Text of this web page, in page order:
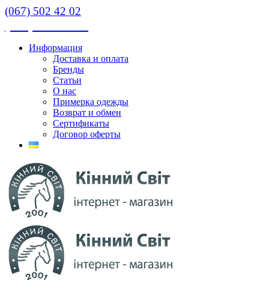
(067) 502 42 02
Информация
Доставка и оплата
Бренды
Статьи
О нас
Примерка одежды
Возврат и обмен
Сертификаты
Договор оферты